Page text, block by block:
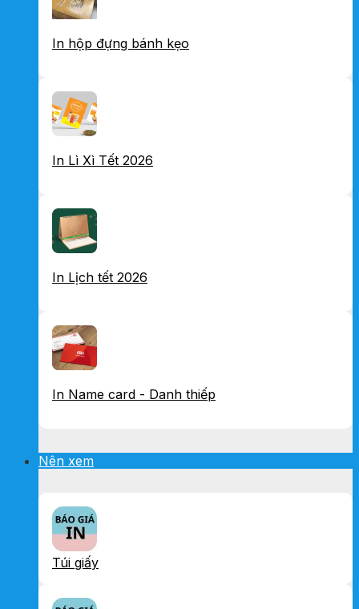
In hộp đựng bánh kẹo
In Lì Xì Tết 2026
In Lịch tết 2026
In Name card - Danh thiếp
Nên xem
Túi giấy